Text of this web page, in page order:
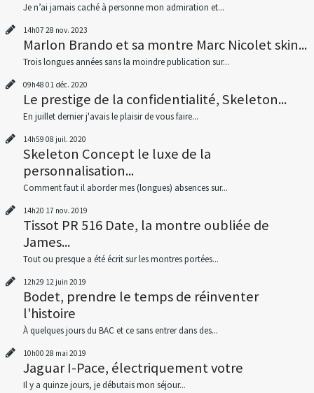
Je n’ai jamais caché à personne mon admiration et...
14h07 28 nov. 2023
Marlon Brando et sa montre Marc Nicolet skin...
Trois longues années sans la moindre publication sur...
09h48 01 déc. 2020
Le prestige de la confidentialité, Skeleton...
En juillet dernier j'avais le plaisir de vous faire...
14h59 08 juil. 2020
Skeleton Concept le luxe de la
personnalisation...
Comment faut il aborder mes (longues) absences sur...
14h20 17 nov. 2019
Tissot PR 516 Date, la montre oubliée de
James...
Tout ou presque a été écrit sur les montres portées...
12h29 12 juin 2019
Bodet, prendre le temps de réinventer
l'histoire
À quelques jours du BAC et ce sans entrer dans des...
10h00 28 mai 2019
Jaguar I-Pace, électriquement votre
Il y a quinze jours, je débutais mon séjour...